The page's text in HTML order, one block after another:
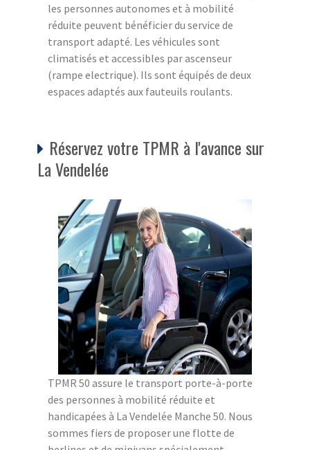
les personnes autonomes et à mobilité
réduite peuvent bénéficier du service de
transport adapté. Les véhicules sont
climatisés et accessibles par ascenseur
(rampe electrique). Ils sont équipés de deux
espaces adaptés aux fauteuils roulants.
Réservez votre TPMR à l'avance sur
La Vendelée
TPMR 50 assure le transport porte-à-porte
des personnes à mobilité réduite et
handicapées à La Vendelée Manche 50. Nous
sommes fiers de proposer une flotte de